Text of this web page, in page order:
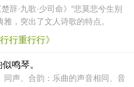
辞·九歌·少司命》“悲莫悲兮生别
，突出了文人诗歌的特点。
行重行行》
鸣琴。
同声、合韵：乐曲的声音相同、音